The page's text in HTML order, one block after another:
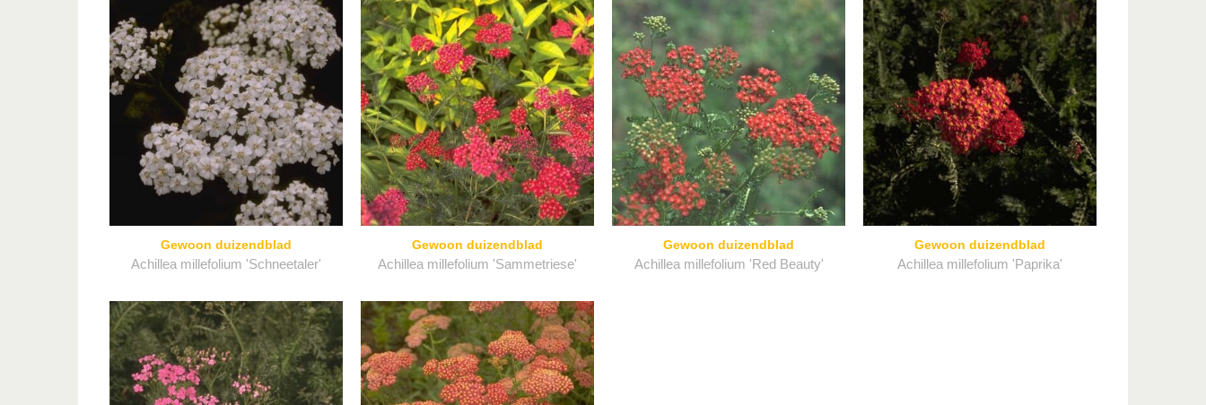
Gewoon duizendblad
Achillea millefolium 'Schneetaler'
Gewoon duizendblad
Achillea millefolium 'Sammetriese'
Gewoon duizendblad
Achillea millefolium 'Red Beauty'
Gewoon duizendblad
Achillea millefolium 'Paprika'